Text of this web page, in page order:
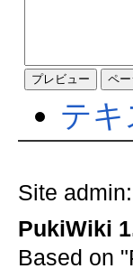
テ
Site admin:
PukiWiki
Based on